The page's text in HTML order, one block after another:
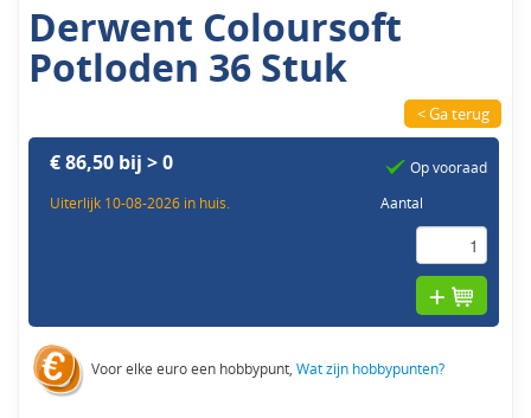
Derwent Coloursoft
Potloden 36 Stuk
< Ga terug
€ 86,50 bij > 0
Uiterlijk 10-08-2026 in huis.
Op vooraad
Aantal
Voor elke euro een hobbypunt,Wat zijn hobbypunten?